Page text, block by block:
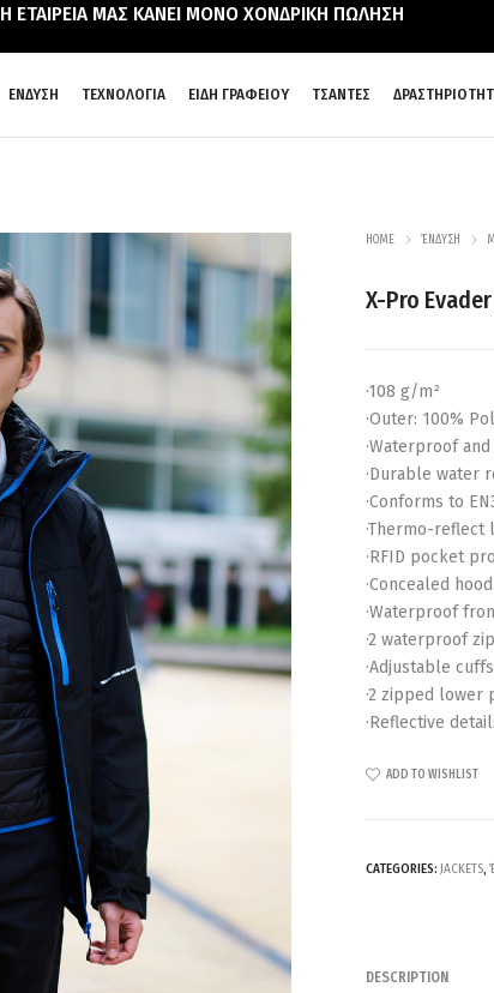
Η ΕΤΑΙΡΕΙΑ ΜΑΣ ΚΑΝΕΙ ΜΟΝΟ ΧΟΝΔΡΙΚΗ ΠΩΛΗΣΗ
ΕΝΔΥΣΗ ΤΕΧΝΟΛΟΓΙΑ ΕΙΔΗ ΓΡΑΦΕΙΟΥ ΤΣΑΝΤΕΣ
HOME ΈΝΔΥΣΗ
X-Pro
·108 g/m²
·Outer: 100%
·Waterproof
·Durable water
·Conforms to
·Thermo-
·RFID pocket
·Concealed
·Waterproof
·2 waterproof
·Adjustable cuffs
·2 zipped lower
·Reflective
ADD TO WISHLIST
CATEGORIES: JACKETS,
DESCRIPTION